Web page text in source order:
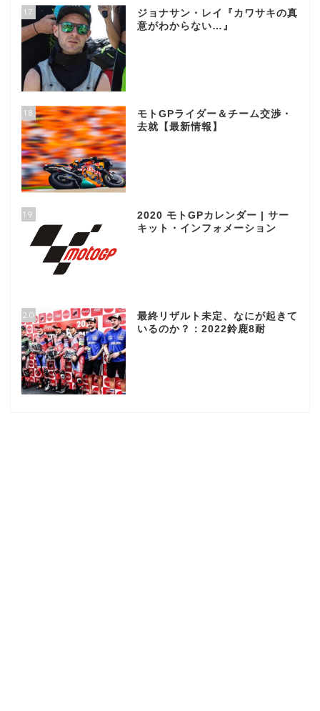
17
ジョナサン・レイ『カワサキの真
意がわからない…』
18
モトGPライダー＆チーム交渉・
去就【最新情報】
19
2020 モトGPカレンダー | サー
キット・インフォメーション
20
最終リザルト未定、なにが起きて
いるのか？：2022鈴鹿8耐